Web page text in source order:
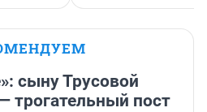
сыну Трусовой
трогательный пост